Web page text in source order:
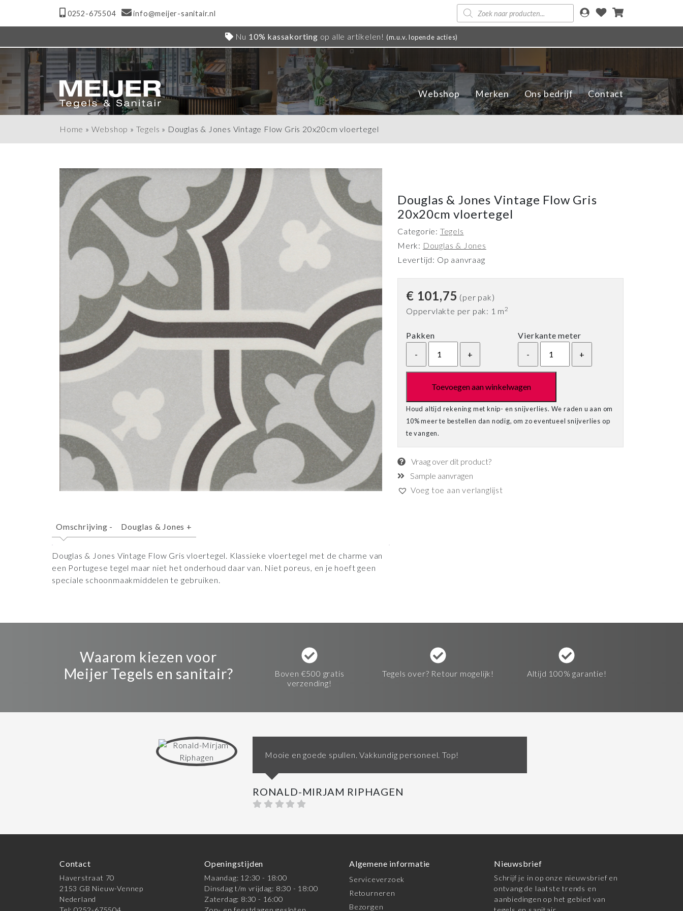
0252-675504 info@meijer-sanitair.nl
Producten
zoeken
Nu 10% kassakorting op alle artikelen! (m.u.v. lopende acties)
Webshop Merken Ons bedrijf Contact
Home » Webshop » Tegels » Douglas & Jones Vintage Flow Gris 20x20cm vloertegel
Omschrijving - Douglas & Jones +
Douglas & Jones Vintage Flow Gris vloertegel. Klassieke vloertegel met de charme van
een Portugese tegel maar niet het onderhoud daar van. Niet poreus, en je hoeft geen
speciale schoonmaakmiddelen te gebruiken.
Douglas & Jones Vintage Flow Gris
20x20cm vloertegel
Categorie: Tegels
Merk: Douglas & Jones
Levertijd: Op aanvraag
€ 101,75 (per pak)
Oppervlakte per pak: 1 m2
Pakken Vierkante meter
Toevoegen aan winkelwagen
Houd altijd rekening met knip- en snijverlies. We raden u aan om
10% meer te bestellen dan nodig, om zo eventueel snijverlies op
te vangen.
Vraag over dit product?
Sample aanvragen
Voeg toe aan verlanglijst
Waarom kiezen voor
Meijer Tegels en sanitair?
Boven €500 gratis
verzending!
Tegels over? Retour mogelijk! Altijd 100% garantie!
Mooie en goede spullen. Vakkundig personeel. Top!
RONALD-MIRJAM RIPHAGEN
Contact
Haverstraat 70
2153 GB Nieuw-Vennep
Nederland
Openingstijden
Maandag: 12:30 - 18:00
Dinsdag t/m vrijdag: 8:30 - 18:00
Zaterdag: 8:30 - 16:00
Algemene informatie
Serviceverzoek
Retourneren
Bezorgen
Nieuwsbrief
Schrijf je in op onze nieuwsbrief en
ontvang de laatste trends en
aanbiedingen op het gebied van